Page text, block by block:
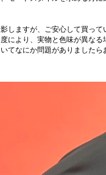
しますが、ご安心して買って
により、実物と色味が異なる
てなにか問題がありましたら